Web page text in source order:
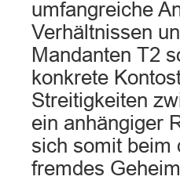
umfangreiche
Verhältnissen
Mandanten T2
konkrete
Streitigkeiten
ein anhängiger
sich somit beim
fremdes